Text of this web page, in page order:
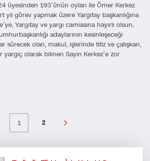
üyesinden 193’ünün oyları ile Ömer Kerkez
yıl görev yapmak üzere Yargıtay başkanlığına
Yargıtay ve yargı camiasına hayırlı olsun.
adaylarının kesinleşeceği
sürecek olan, makul, işlerinde titiz ve çalışkan,
olarak bilinen Sayın Kerkez’e zor
1 2